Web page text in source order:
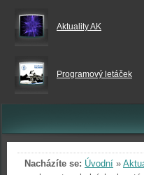
Aktuality AK
Programový letáček
Nacházíte se: Úvodní »